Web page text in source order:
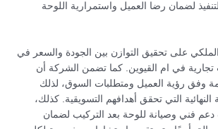
لضمان رضا العميل واستمرارية اللوحة
على تحقيق التوازن بين الجودة والسعر في
في ام القيوين. كما تضمن الشركة أن
وفق رؤية العميل ومتطلبات السوق، لذلك
النهائية التي تحقق أهدافهم التسويقية. كذلك،
فني وصيانة للوحة بعد التركيب لضمان